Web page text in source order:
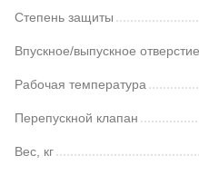
Степень защиты
Впускное/выпускное отверстие
Рабочая температура
Перепускной клапан
Вес, кг